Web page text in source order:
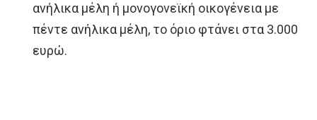
ανήλικα μέλη ή μονογονεϊκή οικογένεια με
πέντε ανήλικα μέλη, το όριο φτάνει στα 3.000
ευρώ.